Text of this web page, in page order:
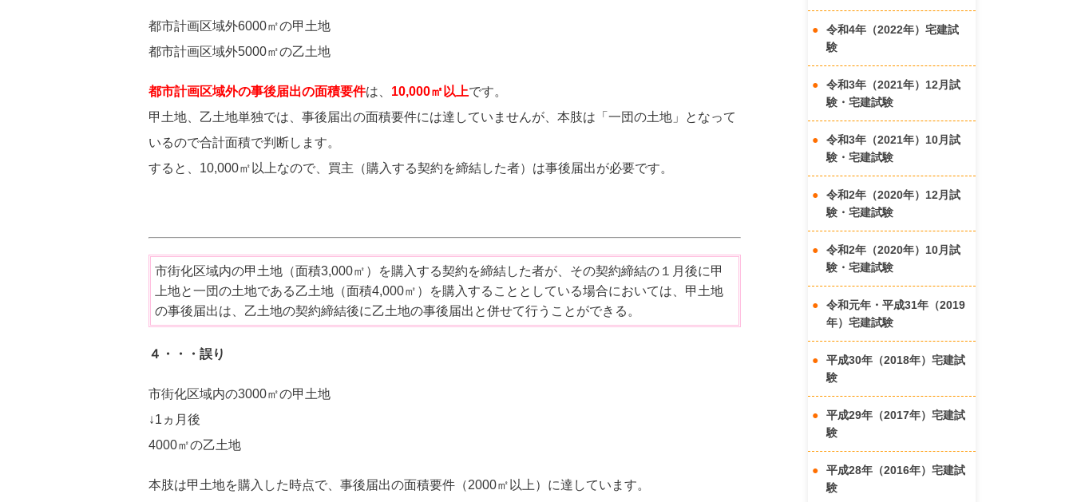
都市計画区域外6000㎡の甲土地
都市計画区域外5000㎡の乙土地
都市計画区域外の事後届出の面積要件は、 10,000㎡以上です。
甲土地、乙土地単独では、事後届出の面積要件には達していませんが、本肢は「一団の土地」となって
いるので合計面積で判断します。
すると、10,000㎡以上なので、買主（購入する契約を締結した者）は事後届出が必要です。
市街化区域内の甲土地（面積3,000㎡）を購入する契約を締結した者が、その契約締結の１月後に甲
上地と一団の土地である乙土地（面積4,000㎡）を購入することとしている場合においては、甲土地
の事後届出は、乙土地の契約締結後に乙土地の事後届出と併せて行うことができる。
４・・・誤り
市街化区域内の3000㎡の甲土地
↓1ヵ月後
4000㎡の乙土地
本肢は甲土地を購入した時点で、事後届出の面積要件（2000㎡以上）に達しています。
令和4年（2022年）宅建試
験
令和3年（2021年）12月試
験・宅建試験
令和3年（2021年）10月試
験・宅建試験
令和2年（2020年）12月試
験・宅建試験
令和2年（2020年）10月試
験・宅建試験
令和元年・平成31年（2019
年）宅建試験
平成30年（2018年）宅建試
験
平成29年（2017年）宅建試
験
平成28年（2016年）宅建試
験